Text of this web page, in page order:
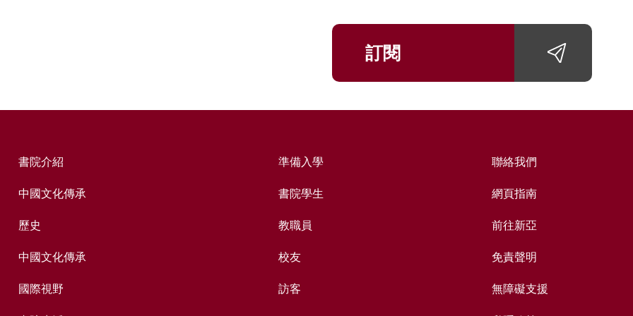
訂閱
書院介紹
中國文化傳承
歷史
中國文化傳承
國際視野
準備入學
書院學生
教職員
校友
訪客
聯絡我們
網頁指南
前往新亞
免責聲明
無障礙支援